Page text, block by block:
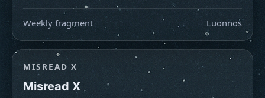
Weekly fragment Luonnos
MISREAD X
Misread X